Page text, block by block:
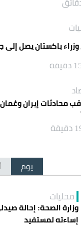
باكستان يصل إلى
يوم
محليات
وزارة الصحة: إحالة
إساءته لمستفيد